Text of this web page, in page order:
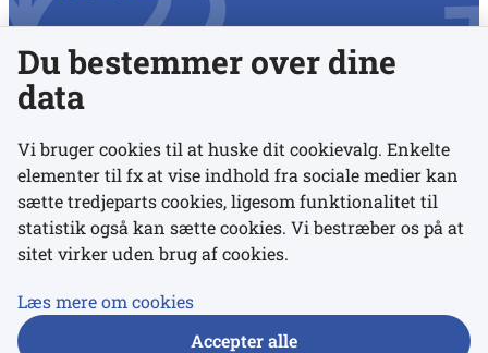
Se alle kontaktnumre
Links
Udgivelser
Du bestemmer over dine
data
Vi bruger cookies til at huske dit cookievalg. Enkelte
elementer til fx at vise indhold fra sociale medier kan
sætte tredjeparts cookies, ligesom funktionalitet til
statistik også kan sætte cookies. Vi bestræber os på at
sitet virker uden brug af cookies.
Læs mere om cookies
Accepter alle